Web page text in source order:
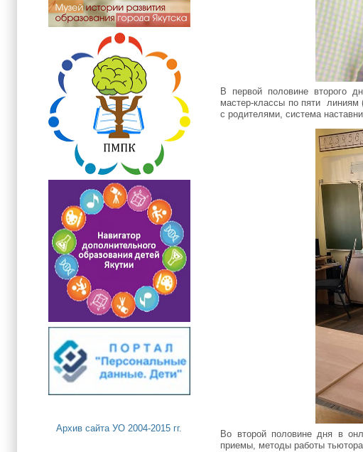
Архив сайта УО 2004-2015 гг.
В первой половине второго
мастер-классы по пяти
с родителями, система
Во второй половине дня в
приемы, методы работы тьютора